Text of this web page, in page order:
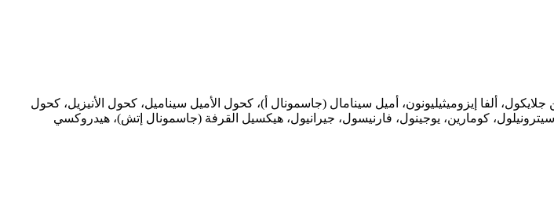
ألفا إيزوميثيليونون، أميل سينامال (جاسمونال أ)، كحول الأميل سيناميل، كحول الأنيزيل، كحول
سيترونيلول، كومارين، يوجينول، فارنيسول، جيرانيول، هيكسيل القرفة (جاسمونال إتش)، هيدروكسي